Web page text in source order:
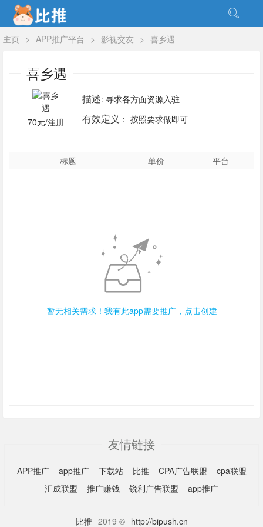
主页 > APP推广平台 > 影视交友 > 喜乡遇
喜乡遇
70元/注册
描述: 寻求各方面资源入驻
有效定义 ： 按照要求做即可
标题 单价 平台
暂无相关需求！我有此app需要推广，点击创建
友情链接
APP推广 app推广 下载站 比推 CPA广告联盟
cpa联盟
汇成联盟
推广赚钱 锐利广告联盟 app推广
比推 2019 © http://bipush.cn